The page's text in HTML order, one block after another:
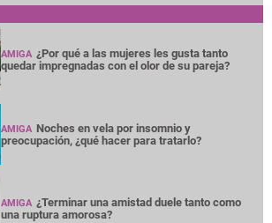
AMIGA ¿Por qué a las mujeres les gusta tanto
quedar impregnadas con el olor de su pareja?
AMIGA Noches en vela por insomnio y
preocupación, ¿qué hacer para tratarlo?
AMIGA ¿Terminar una amistad duele tanto como
una ruptura amorosa?